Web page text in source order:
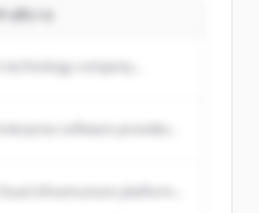
คำอธิบาย
A technology company...